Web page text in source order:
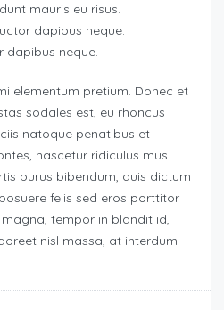
mauris eu risus.
dapibus neque.
dapibus neque.
elementum pretium. Donec et
sodales est, eu rhoncus
natoque penatibus et
nascetur ridiculus mus.
purus bibendum, quis dictum
felis sed eros porttitor
tempor in blandit id,
nisl massa, at interdum